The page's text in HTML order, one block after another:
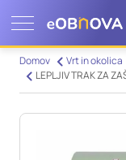
Domov Vrt in okolica
LEPLJIV TRAK ZA
Nastavitve
pridobi informacije